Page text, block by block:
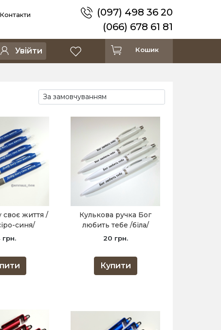
Контакти
(097) 498 36 20
(066) 678 61 81
Увійти Кошик
своє життя /
синя/
грн.
Кулькова ручка Бог
любить тебе /біла/
20 грн.
Купити